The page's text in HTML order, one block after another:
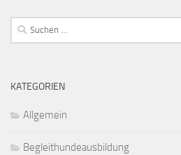
Suchen
nach:
KATEGORIEN
Allgemein
Begleithundeausbildung